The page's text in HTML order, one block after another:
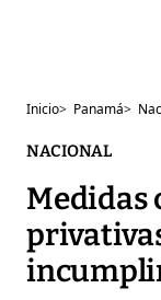
Inicio> Panamá>
NACIONAL
Medidas